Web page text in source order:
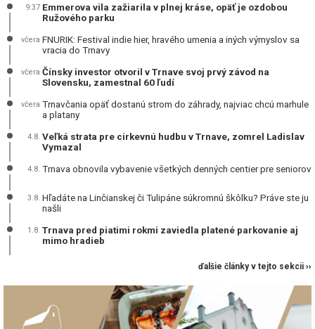
9:37 Emmerova vila zažiarila v plnej kráse, opäť je ozdobou
Ružového parku
včera FNURIK: Festival indie hier, hravého umenia a iných výmyslov sa
vracia do Trnavy
včera Čínsky investor otvoril v Trnave svoj prvý závod na
Slovensku, zamestnal 60 ľudí
včera Trnavčania opäť dostanú strom do záhrady, najviac chcú marhule
a platany
4.8. Veľká strata pre cirkevnú hudbu v Trnave, zomrel Ladislav
Vymazal
4.8. Trnava obnovila vybavenie všetkých denných centier pre seniorov
3.8. Hľadáte na Linčianskej či Tulipáne súkromnú škôlku? Práve ste ju
našli
1.8. Trnava pred piatimi rokmi zaviedla platené parkovanie aj
mimo hradieb
ďalšie články v tejto sekcii ››